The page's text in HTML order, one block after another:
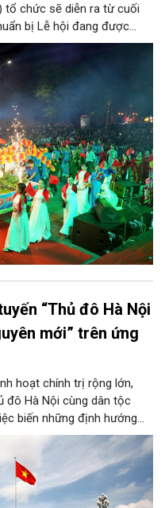
tổ chức sẽ diễn ra từ cuối
bị Lễ hội đang được
phòng, ban, ngành, đơn
khai, tạo khí thế sôi nổi,
du khách một mùa Trung
văn hóa xứ Đoài.
“Thủ đô Hà Nội
mới” trên ứng
hoạt chính trị rộng lớn,
đô Hà Nội cùng dân tộc
biến những định hướng
TW của Bộ Chính trị
của mỗi người dân.